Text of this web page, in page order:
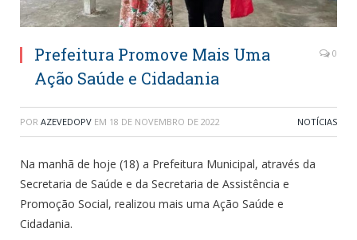
Prefeitura Promove Mais Uma
Ação Saúde e Cidadania
0
POR AZEVEDOPV EM 18 DE NOVEMBRO DE 2022 NOTÍCIAS
Na manhã de hoje (18) a Prefeitura Municipal, através da
Secretaria de Saúde e da Secretaria de Assistência e
Promoção Social, realizou mais uma Ação Saúde e
Cidadania.